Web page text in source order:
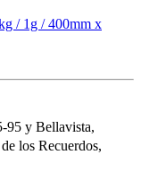
/ 1g / 400mm x
95 y Bellavista,
los Recuerdos,